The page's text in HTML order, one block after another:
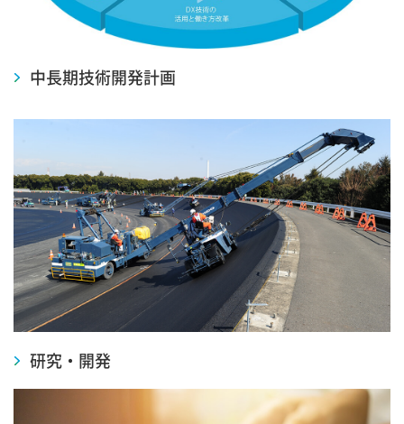
中長期技術開発計画
研究・開発